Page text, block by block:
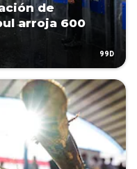
de
arroja 600
99D